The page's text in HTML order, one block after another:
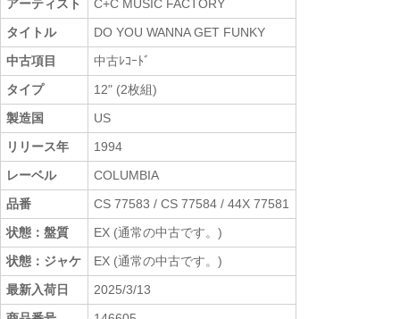
アーティスト
C+C MUSIC FACTORY
タイトル
DO YOU WANNA GET FUNKY
中古項目
中古ﾚｺｰﾄﾞ
タイプ
12" (2枚組)
製造国
US
リリース年
1994
レーベル
COLUMBIA
品番
CS 77583 / CS 77584 / 44X 77581
状態：盤質
EX (通常の中古です。)
状態：ジャケ
EX (通常の中古です。)
最新入荷日
2025/3/13